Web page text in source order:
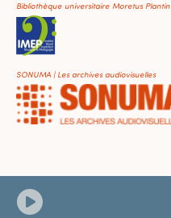
Bibliothèque universitaire Moretus Plantin
SONUMA | Les archives audiovisuelles